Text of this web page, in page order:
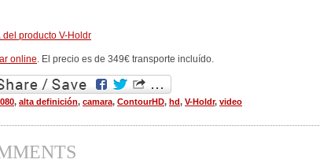
del producto V-Holdr
online. El precio es de 349€ transporte incluído.
, alta definición, camara, ContourHD, hd, V-Holdr, video